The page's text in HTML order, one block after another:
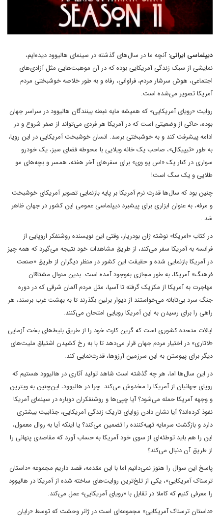
دیپلماسی ایرانی:آنچه ما در سال‌های گذشته در سینمای هالیوود دیده‌ایم،
نمایشی از سبک زندگی آمریکایی بوده که در آن موهبت‌هایی مثل آزادی‌های
اجتماعی، هوش سرشار مردم، فراوانی، رفاه و به طور خلاصه خوشبختی مردم
آمریکا تصویر می‌شده است.
روایت «رویای آمریکایی» که همیشه مایه غبطه بینندگان هالیوود در سراسر جهان
بوده، حاکی از وضعیتی است که در آمریکا هر فردی می‌تواند از صفر شروع و در
ادامه پیشرفت کند و به خوشبختی برسد. انسان خوشبخت آمریکایی در این رویا،
به طور «تیپیکال»، صاحب یک خانه ویلایی با محوطه فضای سبز، یک خودرو
سواری در کنار یک «اس یو وی» برای سفرهای آخر هفته، همسر و بچه‌های مو
طلایی و یک سگ است!
چنین بود که سال‌ها قدرت نرم آمریکا بر پایه بازنمایی تصویر آمریکای خوشبخت
و مرفه، به عنوان ابزاری برای پیشبرد دیپلماسی عمومی این کشور در جهان ظاهر
شد .
در کتاب «امریکا» نوشته ژان بودریار، وقتی این نویسنده روشنفکر اروپایی از
فرانسه به آمریکا سفر می‌کند، از طریق مشاهدات خود نتیجه می‌گیرد که همه چیز
در آمریکا بازنمایی شده و حقیقت این کشور در منظر دیگران از طریق «صنعت
فرهنگ» آمریکا، به طور مجازی به‌وجود آمده است. بدین منوال مشتاقان
مهاجرت به آمریکا از مکزیک گرفته تا آسیا، مثل مردم آلمان شرقی که در دوره
جنگ سرد بی‌تابانه می‌خواستند از دیوار برلین بگذرند تا به بهشت غرب برسند، هر
راهی را برای رسیدن به این آمریکا رویایی امتحان می‌کنند.
ایالات متحده کشوری است که گرین کارت خود را از طریق بلیط‌های بخت آزمایی
«لاتاری» در اختیار مردم جهان قرار می‌دهد تا با به رخ کشیدن اشتیاق ملیت‌های
دیگر برای پیوستن به این سرزمین آرزو‌ها، قدرت‌نمایی کند.
در این سال‌ها اما، هر چه گذشته است شاهد تولید آثاری در هالیوود هستیم که
رویای جهانیان از آمریکا را مخدوش می‌کند. چرا در هالیوود، این‌چنین به ویترین
و وجهه آمریکا حمله می‌شود؟ آیا چپی‌ها و روشنفکران دوباره در سینمای آمریکا
نفوذ کرده‌اند؟ آیا نشان دادن زوایای تاریک زندگی آمریکایی، جذابیت بیشتری
دارد و بازگشت سرمایه تهیه‌کننده را تضمین می‌کند؟ یا اینکه آیا به روال معمول،
این را هم باید توطئه‌ای از سوی خود آمریکا به حساب آورد که مقاصدی پنهانی را
از طریق آن دنبال می‌کند؟
پاسخ این سوال را هنوز نمی‌دانیم اما با این مقدمه، قصد داریم مجموعه «داستان
ترسناک آمریکایی»، یکی از تلخ‌ترین روایت‌های ساخته شده از آمریکا در هالیوود
را معرفی کنیم که کاملا در تقابل با «رویای آمریکایی» عمل می‌کند.
«داستان ترسناک آمریکایی» مجموعه‌ای است در ژانر وحشت که توسط «رایان